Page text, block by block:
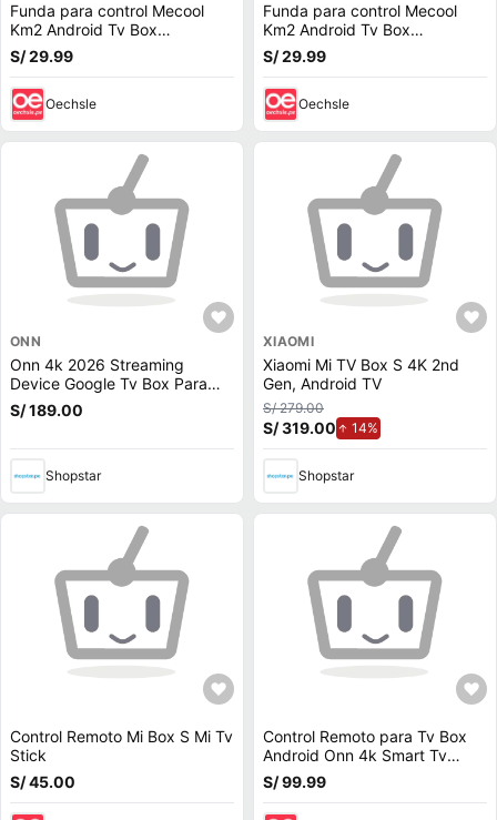
Funda para control Mecool
Km2 Android Tv Box
Chromecast Blanco
S/ 29.99
Oechsle
Funda para control Mecool
Km2 Android Tv Box
S/ 29.99
Oechsle
ONN
Onn 4k 2026 Streaming
Device Google Tv Box Para
Usar En Perú
S/ 189.00
Shopstar
XIAOMI
Xiaomi Mi TV Box S 4K 2nd
Gen, Android TV
S/ 279.00
S/ 319.00 14%
Shopstar
Control Remoto Mi Box S Mi Tv
Stick
S/ 45.00
Control Remoto para Tv Box
Android Onn 4k Smart Tv
Funda
S/ 99.99